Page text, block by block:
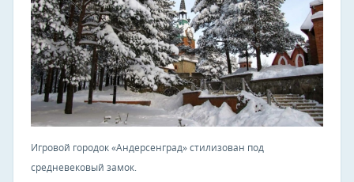
Игровой городок «Андерсенград» стилизован под
средневековый замок.